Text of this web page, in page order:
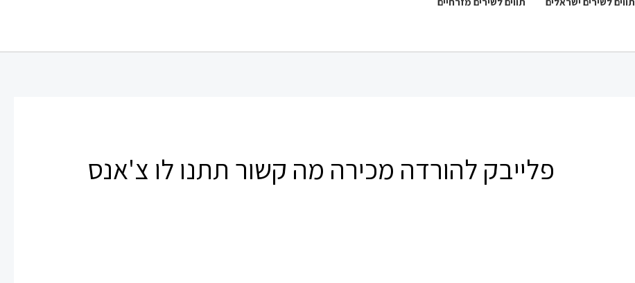
פלייבק להורדה מכירה מה קשור תתנו לו צ'אנס